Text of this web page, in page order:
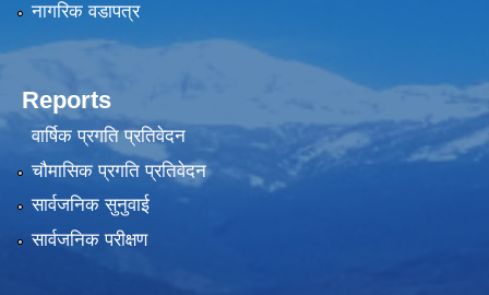
नागरिक वडापत्र
Reports
वार्षिक प्रगति प्रतिवेदन
चौमासिक प्रगति प्रतिवेदन
सार्वजनिक सुनुवाई
सार्वजनिक परीक्षण